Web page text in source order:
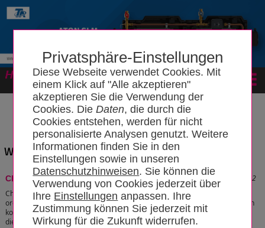
Privatsphäre-Einstellungen
Diese Webseite verwendet Cookies. Mit
einem Klick auf "Alle akzeptieren"
akzeptieren Sie die Verwendung der
Cookies. DieDaten, die durch die
Cookies entstehen, werden für nicht
personalisierte Analysen genutzt. Weitere
Informationen finden Sie in den
Einstellungen sowie in unseren
Datenschutzhinweisen. Sie können die
Verwendung von Cookies jederzeit über
Ihre Einstellungen anpassen. Ihre
Zustimmung können Sie jederzeit mit
Wirkung für die Zukunft widerrufen.
Wissensbereich: "Element"
Stand: 14.03.2026 10:04:12
Chlor
Chlor Cl2 ist eines der reaktivsten Elemente. Es kann mit reduzierenden,
organischen und alkalischen Stoffen heftig reagieren. Chlorlösungen wirken
korrosiv und reagieren mit nahezu allen Metallen unter Entzündung, wenn
diese fein verteilt sind.[zum Artikel]